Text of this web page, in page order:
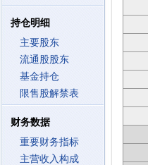
持仓明细
主要股东
流通股股东
基金持仓
限售股解禁表
财务数据
重要财务指标
主营收入构成